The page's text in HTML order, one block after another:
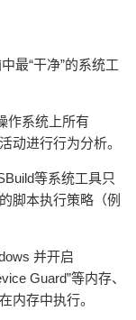
最“干净”的系统工
作系统上所有
动进行‌行为分析‌。
等系统工具只
脚本执行策略（例
并开启
Guard”‌等内存、
内存中执行。